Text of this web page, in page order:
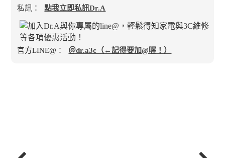
私訊： 點我立即私訊Dr.A
官方LINE@： ＠dr.a3c（←記得要加@喔！）